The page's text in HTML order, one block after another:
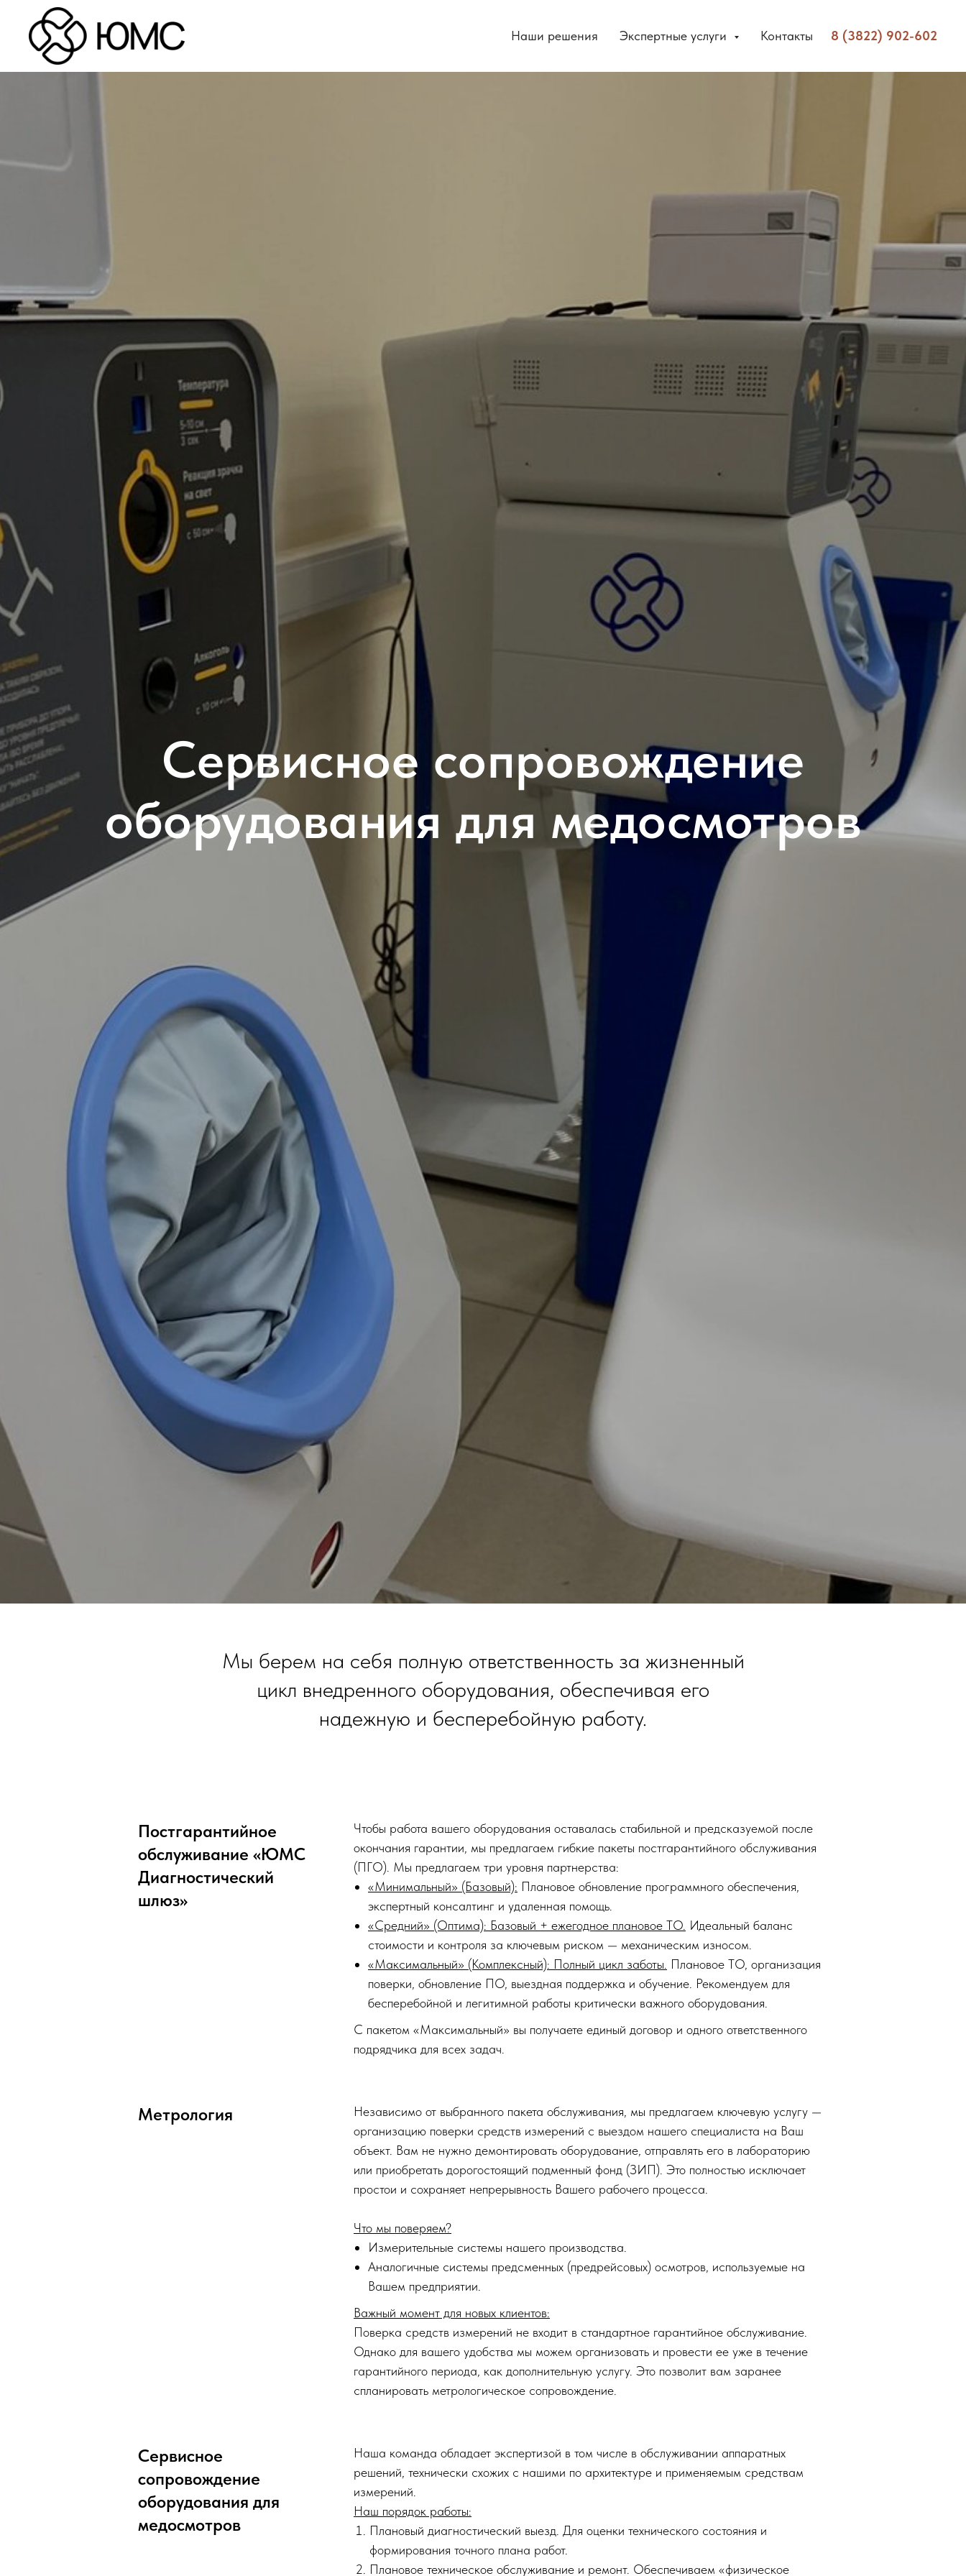
Наши решения Экспертные услуги Контакты 8 (3822) 902-602
Сервисное сопровождение
оборудования для медосмотров
Мы берем на себя полную ответственность за жизненный
цикл внедренного оборудования, обеспечивая его
надежную и бесперебойную работу.
Постгарантийное
обслуживание «ЮМС
Диагностический
шлюз»
Чтобы работа вашего оборудования оставалась стабильной и предсказуемой после
окончания гарантии, мы предлагаем гибкие пакеты постгарантийного обслуживания
(ПГО). Мы предлагаем три уровня партнерства:
«Минимальный» (Базовый): Плановое обновление программного обеспечения,
экспертный консалтинг и удаленная помощь.
«Средний» (Оптима): Базовый + ежегодное плановое ТО. Идеальный баланс
стоимости и контроля за ключевым риском — механическим износом.
«Максимальный» (Комплексный): Полный цикл заботы. Плановое ТО, организация
поверки, обновление ПО, выездная поддержка и обучение. Рекомендуем для
бесперебойной и легитимной работы критически важного оборудования.
С пакетом «Максимальный» вы получаете единый договор и одного ответственного
подрядчика для всех задач.
Метрология
Независимо от выбранного пакета обслуживания, мы предлагаем ключевую услугу —
организацию поверки средств измерений с выездом нашего специалиста на Ваш
объект. Вам не нужно демонтировать оборудование, отправлять его в лабораторию
или приобретать дорогостоящий подменный фонд (ЗИП). Это полностью исключает
простои и сохраняет непрерывность Вашего рабочего процесса.
Что мы поверяем?
Измерительные системы нашего производства.
Аналогичные системы предсменных (предрейсовых) осмотров, используемые на
Вашем предприятии.
Важный момент для новых клиентов:
Поверка средств измерений не входит в стандартное гарантийное обслуживание.
Однако для вашего удобства мы можем организовать и провести ее уже в течение
гарантийного периода, как дополнительную услугу. Это позволит вам заранее
спланировать метрологическое сопровождение.
Сервисное
сопровождение
оборудования для
медосмотров
Наша команда обладает экспертизой в том числе в обслуживании аппаратных
решений, технически схожих с нашими по архитектуре и применяемым средствам
измерений.
Наш порядок работы:
Плановый диагностический выезд. Для оценки технического состояния и
формирования точного плана работ.
Плановое техническое обслуживание и ремонт. Обеспечиваем «физическое